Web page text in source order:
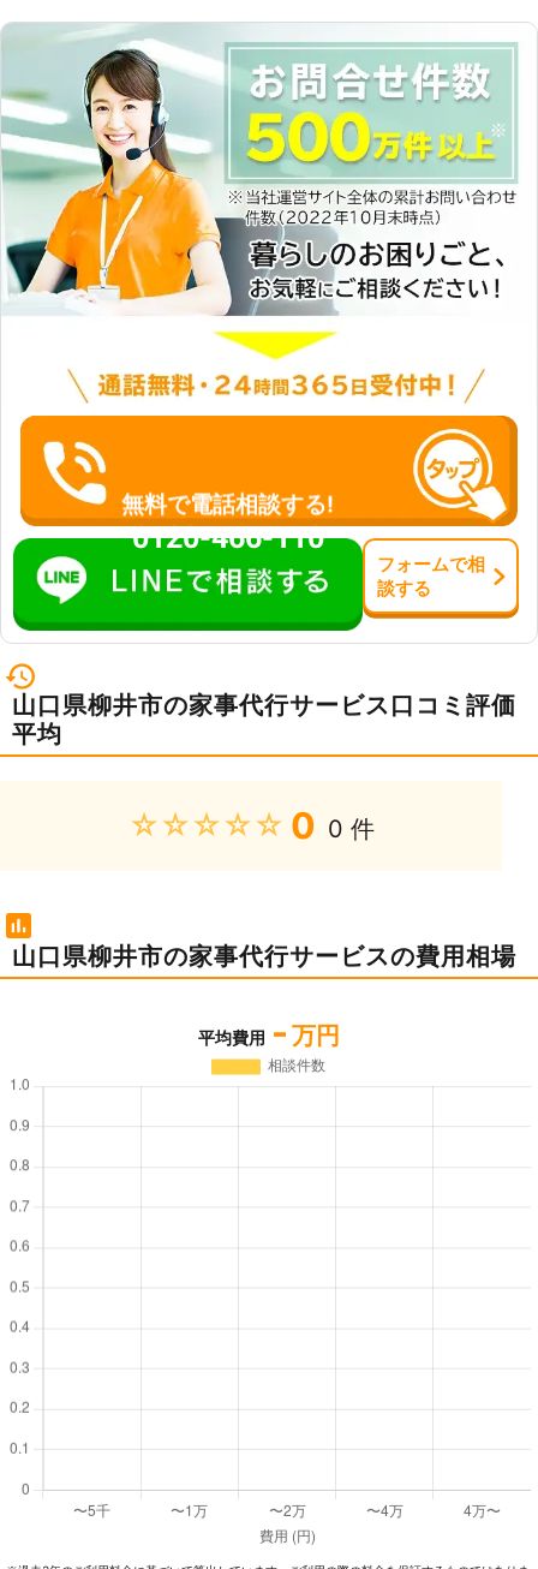
ご相談だください。もちろん、ファミ
リー世帯の方からのご依頼も大歓迎で
す。
無料で電話相談する!
0120-466-110
フォームで相
談する
山口県柳井市の家事代行サービス口コミ評価
平均
★★★★★ 0 0 件
山口県柳井市の家事代行サービスの費用相場
平均費用 - 万円